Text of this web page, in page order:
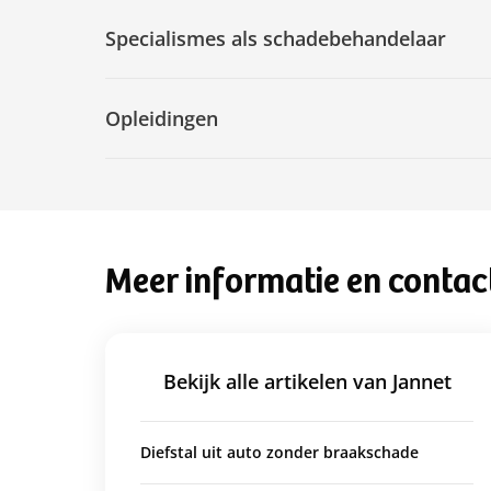
Specialismes als schadebehandelaar
Opleidingen
Meer informatie en
Bekijk alle artikelen van Jannet
Diefstal uit auto zonder braakschade